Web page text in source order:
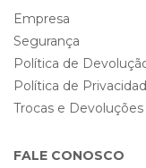
Empresa
Segurança
Política de
Política de
Trocas e Devoluções
FALE CONOSCO